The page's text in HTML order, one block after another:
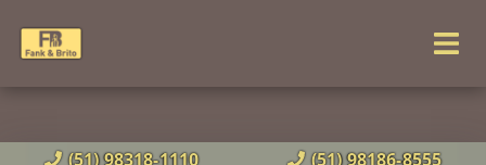
(51) 98318-1110 (51) 98186-8555